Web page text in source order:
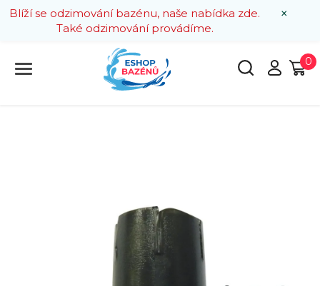
×
Blíží se odzimování bazénu, naše nabídka zde.
Také odzimování provádíme.
0